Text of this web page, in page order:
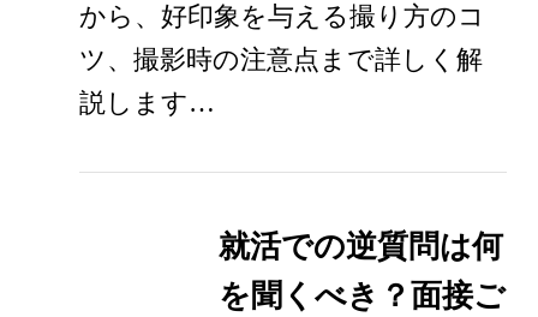
から、好印象を与える撮り方のコ
ツ、撮影時の注意点まで詳しく解
説します…
就活での逆質問は何
を聞くべき？面接ご